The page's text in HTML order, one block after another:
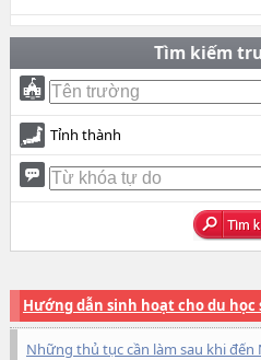
Tìm kiếm
Tỉnh thành
Hướng dẫn sinh hoạt cho du học
Những thủ tục cần làm sau khi đến